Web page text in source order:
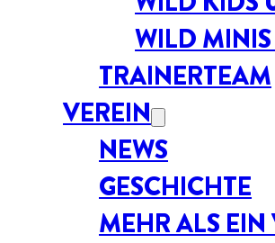
WILD
TRAINERTEAM
VEREIN
NEWS
GESCHICHTE
MEHR ALS EIN